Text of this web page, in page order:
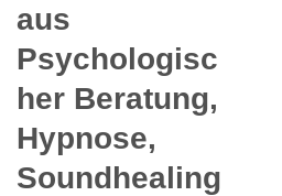
aus
Psychologisc
her Beratung,
Hypnose,
Soundhealing